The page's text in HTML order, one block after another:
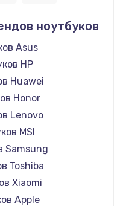
ноутбуков
Asus
HP
Huawei
Honor
Lenovo
MSI
Samsung
Toshiba
Xiaomi
Apple